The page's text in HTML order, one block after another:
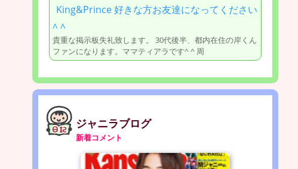
King&Prince 好きな方お友達になってください
^ ^
貴重な掲示板失礼致します。 30代後半、都内在住の岸くん
ファンになります。ママティアラです^ ^ 周
ジャニラブログ
新着コメント